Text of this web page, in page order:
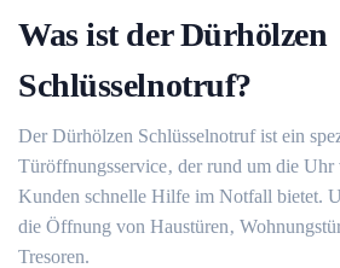
Was ist der Dürhölzen
Schlüsselnotruf?​
Der Dürhölzen Schlüsselnotruf ist ein
Türöffnungsservice‚ der rund um die Uhr
Kunden schnelle Hilfe im Notfall bietet.
die Öffnung von Haustüren‚
Tresoren.